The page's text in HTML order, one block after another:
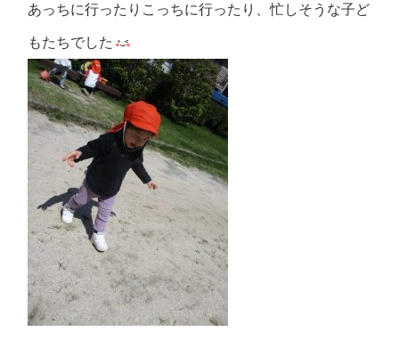
あっちに行ったりこっちに行ったり、忙しそうな子ど
もたちでした